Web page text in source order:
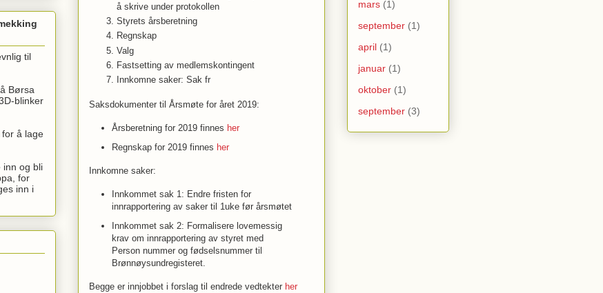
å skrive under protokollen
Styrets årsberetning
Regnskap
Valg
Fastsetting av medlemskontingent
Innkomne saker: Sak fr
Saksdokumenter til Årsmøte for året 2019:
Årsberetning for 2019 finnes her
Regnskap for 2019 finnes her
Innkomne saker:
Innkommet sak 1: Endre fristen for
innrapportering av saker til 1uke før årsmøtet
Innkommet sak 2: Formalisere lovemessig
krav om innrapportering av styret med
Person nummer og fødselsnummer til
Brønnøysundregisteret.
Begge er innjobbet i forslag til endrede vedtekter her
til
Børsa
blinker
å lage
inn og bli
for
inn i
mars (1)
september (1)
april (1)
januar (1)
oktober (1)
september (3)